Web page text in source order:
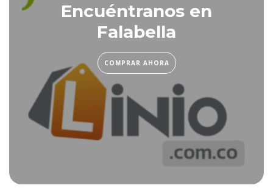
Encuéntranos en
Falabella
COMPRAR AHORA